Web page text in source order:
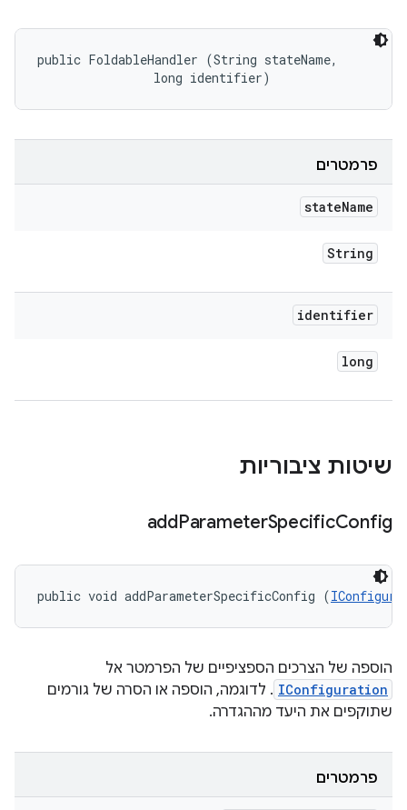
public FoldableHandler (String stateName,
                long identifier)
פרמטרים
stateName
String
identifier
long
שיטות ציבוריות
addParameterSpecificConfig
public void addParameterSpecificConfig (
הוספה של הצרכים הספציפיים של הפרמטר אל
IConfiguration . לדוגמה, הוספה או הסרה של גורמים
שתוקפים את היעד מההגדרה.
פרמטרים